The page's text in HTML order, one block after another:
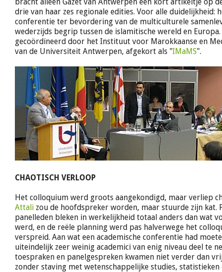
drie van haar zes regionale edities. Voor alle duidelijkheid:
conferentie ter bevordering van de multiculturele
wederzijds begrip tussen de islamitische wereld en
gecoördineerd door het Instituut voor Marokkaanse en
van de Universiteit Antwerpen, afgekort als "IMaMS".
CHAOTISCH VERLOOP
Het colloquium werd groots aangekondigd, maar verliep
Attali zou de hoofdspreker worden, maar stuurde zijn kat.
panelleden bleken in werkelijkheid totaal anders dan wat
werd, en de reële planning werd pas halverwege het
verspreid. Aan wat een academische conferentie had
uiteindelijk zeer weinig academici van enig niveau deel te
toespraken en panelgespreken kwamen niet verder dan
zonder staving met wetenschappelijke studies,